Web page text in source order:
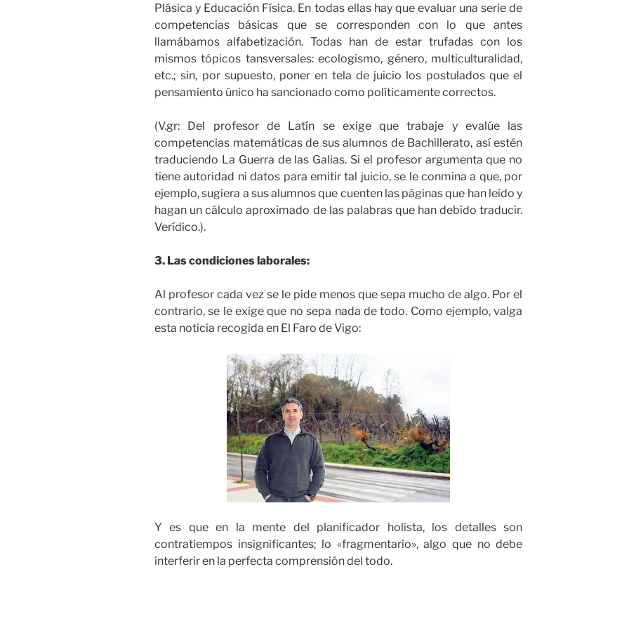
Plásica y Educación Física. En todas ellas hay que evaluar una serie de
competencias básicas que se corresponden con lo que antes
llamábamos alfabetización. Todas han de estar trufadas con los
mismos tópicos tansversales: ecologismo, género, multiculturalidad,
etc.; sin, por supuesto, poner en tela de juicio los postulados que el
pensamiento único ha sancionado como políticamente correctos.
(V.gr: Del profesor de Latín se exige que trabaje y evalúe las
competencias matemáticas de sus alumnos de Bachillerato, así estén
traduciendo La Guerra de las Galias. Si el profesor argumenta que no
tiene autoridad ni datos para emitir tal juicio, se le conmina a que, por
ejemplo, sugiera a sus alumnos que cuenten las páginas que han leído y
hagan un cálculo aproximado de las palabras que han debido traducir.
Verídico.).
3. Las condiciones laborales:
Al profesor cada vez se le pide menos que sepa mucho de algo. Por el
contrario, se le exige que no sepa nada de todo. Como ejemplo, valga
esta noticia recogida en El Faro de Vigo:
Y es que en la mente del planificador holista, los detalles son
contratiempos insignificantes; lo «fragmentario», algo que no debe
interferir en la perfecta comprensión del todo.